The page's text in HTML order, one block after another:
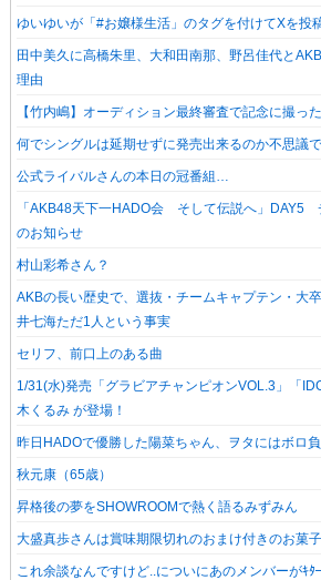
ゆいゆいが「#お嬢様生活」のタグを付けてXを投
田中美久に高橋朱里、大和田南那、野呂佳代と
理由
【竹内嶋】オーディション最終審査で記念に撮っ
何でシングルは延期せずに発売出来るのか不思議
公式ライバルさんの本日の冠番組…
「AKB48天下一HADO会 そして伝説へ」DAY5
のお知らせ
村山彩希さん？
AKBの長い歴史で、選抜・チームキャプテン・大
井七海ただ1人という事実
セリフ、前口上のある曲
1/31(水)発売「グラビアチャンピオンVOL.3」「
木くるみ が登場！
昨日HADOで優勝した陽菜ちゃん、ヲタにはボロ
秋元康（65歳）
昇格後の夢をSHOWROOMで熱く語るみずみん
大盛真歩さんは賞味期限切れのおまけ付きのお菓
これ余談なんですけど..についにあのメンバ